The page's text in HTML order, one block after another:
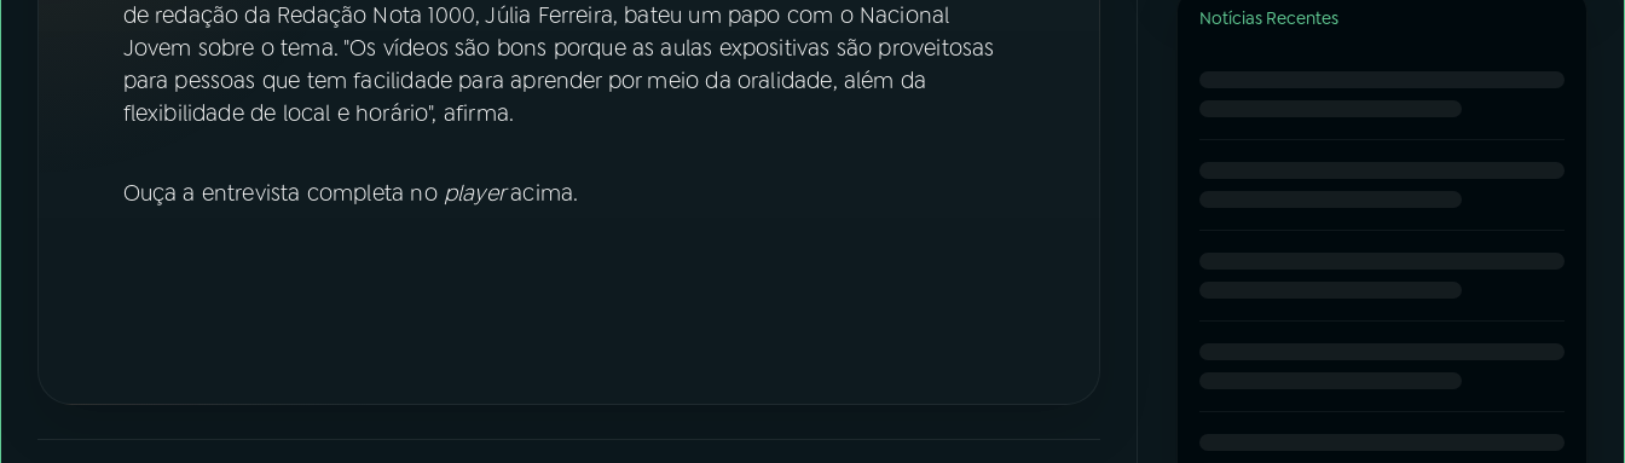
YouTube Facebook
Instagram X
de redação da Redação Nota 1000, Júlia Ferreira, bateu um papo com o Nacional
Jovem sobre o tema. "Os vídeos são bons porque as aulas expositivas são proveitosas
para pessoas que tem facilidade para aprender por meio da oralidade, além da
flexibilidade de local e horário", afirma.
Ouça a entrevista completa no playeracima.
Notícias Recentes